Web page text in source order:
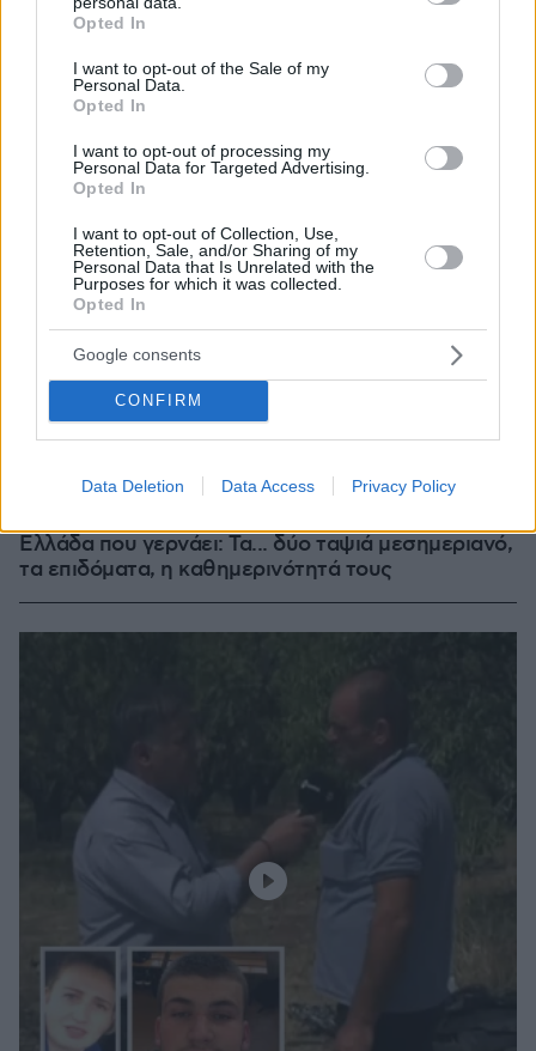
grant or deny consent to Google and its third-party tags to
use your data for below specified purposes in below Google
consent section.
Opted In
I want to opt-out of the Sale of my
Personal Data.
Opted In
I want to opt-out of processing my
Personal Data for Targeted Advertising.
Opted In
I want to opt-out of Collection, Use,
Retention, Sale, and/or Sharing of my
Personal Data that Is Unrelated with the
Purposes for which it was collected.
Opted In
Google consents
CONFIRM
Data Deletion Data Access Privacy Policy
Ελλάδα που γερνάει: Τα... δύο ταψιά μεσημεριανό,
τα επιδόματα, η καθημερινότητά τους
07.08.2026, 15:59